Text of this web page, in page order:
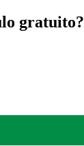
gratuito?